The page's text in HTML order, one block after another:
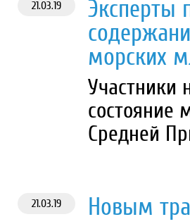
21.03.19
Эксперты
морских
Участники
состояние
Средней
21.03.19 Новым